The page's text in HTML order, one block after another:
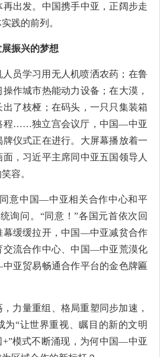
出发。中国携手中亚，正阔步走
践的前列。
振兴的梦想
员学习用无人机喷洒农药；在鲁
作城市热能动力设备；在大漠，
了枝桠；在码头，一只只集装箱
程……独立宫会议厅，中国—中亚
仪式正在进行。大屏幕播放着一
，习近平主席同中亚五国领导人
容。
意中国—中亚相关合作中心和平
询问。“同意！”各国元首依次回
幕缓缓拉开，中国—中亚减贫合作
流合作中心、中国—中亚荒漠化
亚贸易畅通合作平台的金色牌匾
力量重组、格局重塑同步加速，
为“让世界重视、瞩目的新的文明
+”模式不断涌现，为何中国—中亚